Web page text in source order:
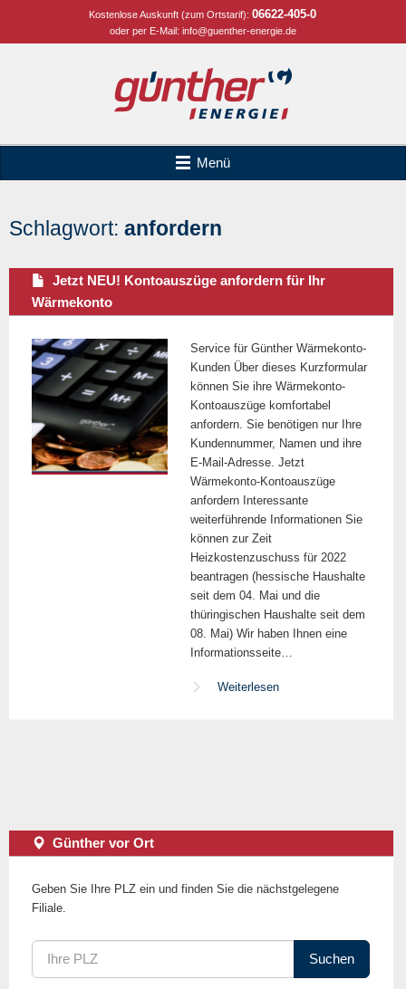
Kostenlose Auskunft (zum Ortstarif):06622-405-0
oder per E-Mail: info@guenther-energie.de
Menü
Schlagwort: anfordern
Jetzt NEU! Kontoauszüge anfordern für Ihr
Wärmekonto
Service für Günther Wärmekonto-
Kunden Über dieses Kurzformular
können Sie ihre Wärmekonto-
Kontoauszüge komfortabel
anfordern. Sie benötigen nur Ihre
Kundennummer, Namen und ihre
E-Mail-Adresse. Jetzt
Wärmekonto-Kontoauszüge
anfordern Interessante
weiterführende Informationen Sie
können zur Zeit
Heizkostenzuschuss für 2022
beantragen (hessische Haushalte
seit dem 04. Mai und die
thüringischen Haushalte seit dem
08. Mai) Wir haben Ihnen eine
Informationsseite…
Weiterlesen
Günther vor Ort
Geben Sie Ihre PLZ ein und finden Sie die nächstgelegene
Filiale.
Suchen